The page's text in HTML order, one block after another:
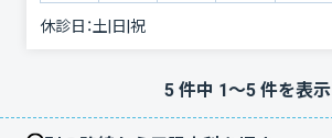
休診日：土|日|祝
5件中 1〜5件を表示